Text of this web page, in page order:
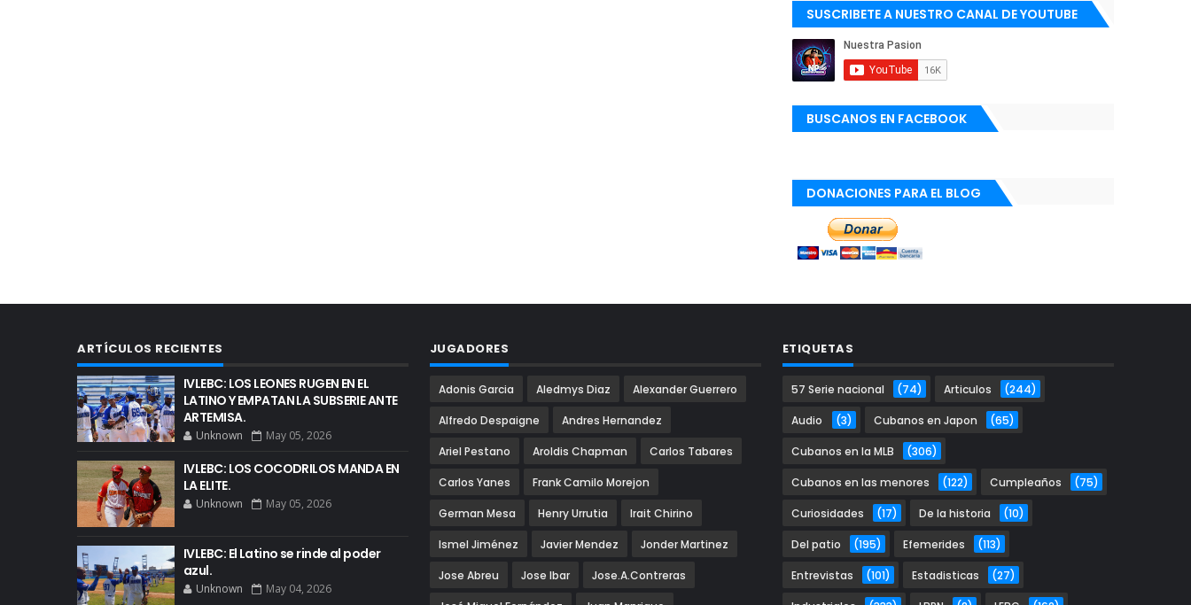
SUSCRIBETE A NUESTRO CANAL DE YOUTUBE
BUSCANOS EN FACEBOOK
DONACIONES PARA EL BLOG
ARTÍCULOS RECIENTES
IVLEBC: LOS LEONES RUGEN EN EL
LATINO Y EMPATAN LA SUBSERIE ANTE
ARTEMISA.
Unknown May 05, 2026
IVLEBC: LOS COCODRILOS MANDA EN
LA ELITE.
Unknown May 05, 2026
IVLEBC: El Latino se rinde al poder
azul.
Unknown May 04, 2026
JUGADORES
Adonis Garcia Aledmys Diaz Alexander Guerrero
Alfredo Despaigne Andres Hernandez
Ariel Pestano Aroldis Chapman Carlos Tabares
Carlos Yanes Frank Camilo Morejon
German Mesa Henry Urrutia Irait Chirino
Ismel Jiménez Javier Mendez Jonder Martinez
Jose Abreu Jose Ibar Jose.A.Contreras
ETIQUETAS
57 Serie nacional (74) Articulos (244)
Audio (3) Cubanos en Japon (65)
Cubanos en la MLB (306)
Cubanos en las menores (122) Cumpleaños (75)
Curiosidades (17) De la historia (10)
Del patio (195) Efemerides (113)
Entrevistas (101) Estadisticas (27)